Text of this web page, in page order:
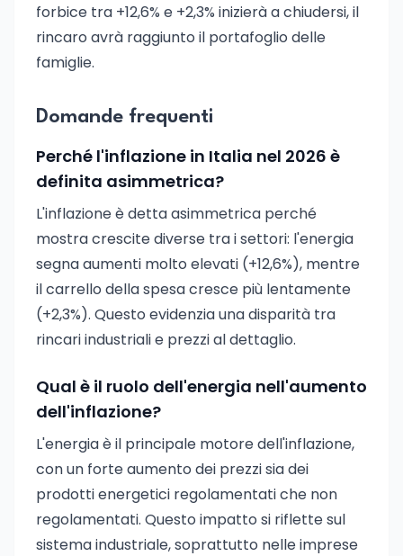
forbice tra +12,6% e +2,3% inizierà a chiudersi, il
rincaro avrà raggiunto il portafoglio delle
famiglie.
Domande frequenti
Perché l'inflazione in Italia nel 2026 è
definita asimmetrica?
L'inflazione è detta asimmetrica perché
mostra crescite diverse tra i settori: l'energia
segna aumenti molto elevati (+12,6%), mentre
il carrello della spesa cresce più lentamente
(+2,3%). Questo evidenzia una disparità tra
rincari industriali e prezzi al dettaglio.
Qual è il ruolo dell'energia nell'aumento
dell'inflazione?
L'energia è il principale motore dell'inflazione,
con un forte aumento dei prezzi sia dei
prodotti energetici regolamentati che non
regolamentati. Questo impatto si riflette sul
sistema industriale, soprattutto nelle imprese